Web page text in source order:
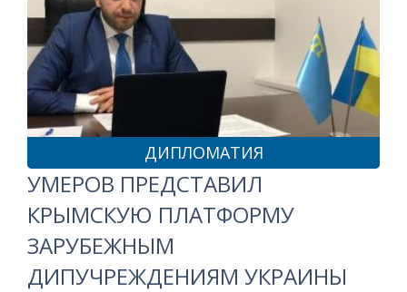
ДИПЛОМАТИЯ
УМЕРОВ ПРЕДСТАВИЛ
КРЫМСКУЮ ПЛАТФОРМУ
ЗАРУБЕЖНЫМ
ДИПУЧРЕЖДЕНИЯМ УКРАИНЫ